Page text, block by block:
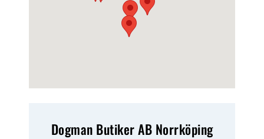
Dogman Butiker AB Norrköping